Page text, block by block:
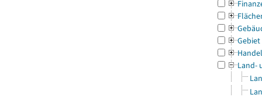
Gebiet
Land-